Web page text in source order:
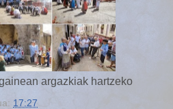
argazkiak hartzeko
17:27